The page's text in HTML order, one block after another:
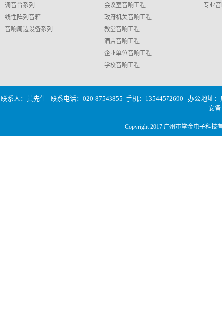
调音台系列
线性阵列音箱
音响周边设备系列
会议室音响工程
政府机关音响工程
教堂音响工程
酒店音响工程
企业单位音响工程
学校音响工程
专业
联系人：黄先生 联系电话：020-87543855 手机：13544572690
办公地址
安备
Copyright 2017 广州市掌金电子科技